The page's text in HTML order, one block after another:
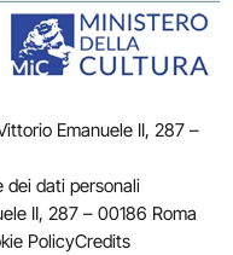
Emanuele II, 287 –
dei dati personali
II, 287 – 00186 Roma
PolicyCredits